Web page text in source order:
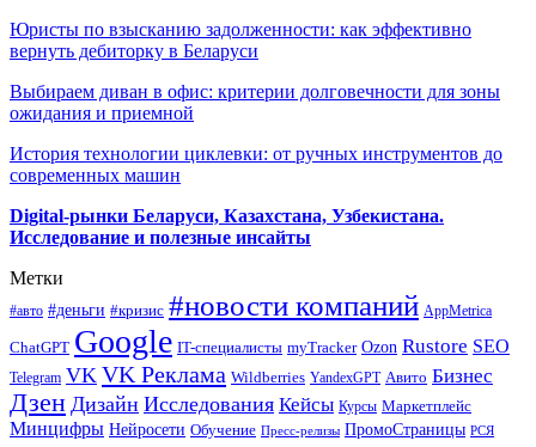
Юристы по взысканию задолженности: как эффективно
вернуть дебиторку в Беларуси
Выбираем диван в офис: критерии долговечности для зоны
ожидания и приемной
История технологии циклевки: от ручных инструментов до
современных машин
Digital-рынки Беларуси, Казахстана, Узбекистана.
Исследование и полезные инсайты
Метки
#авто #деньги #кризис #новости компаний AppMetrica
ChatGPT Google IT-специалисты myTracker Ozon Rustore SEO
Telegram VK VK Реклама Wildberries YandexGPT Авито Бизнес
Дзен Дизайн Исследования Кейсы Курсы Маркетплейс
Минцифры Нейросети Обучение Пресс-релизы ПромоСтраницы РСЯ